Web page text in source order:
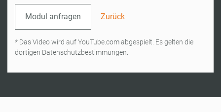
Modul anfragen Zurück
* Das Video wird auf YouTube.com abgespielt. Es gelten die
dortigen Datenschutzbestimmungen.